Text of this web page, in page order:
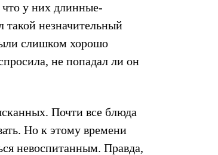
у них длинные-
незначительный
слишком хорошо
не попадал ли он
Почти все блюда
Но к этому времени
невоспитанным. Правда,